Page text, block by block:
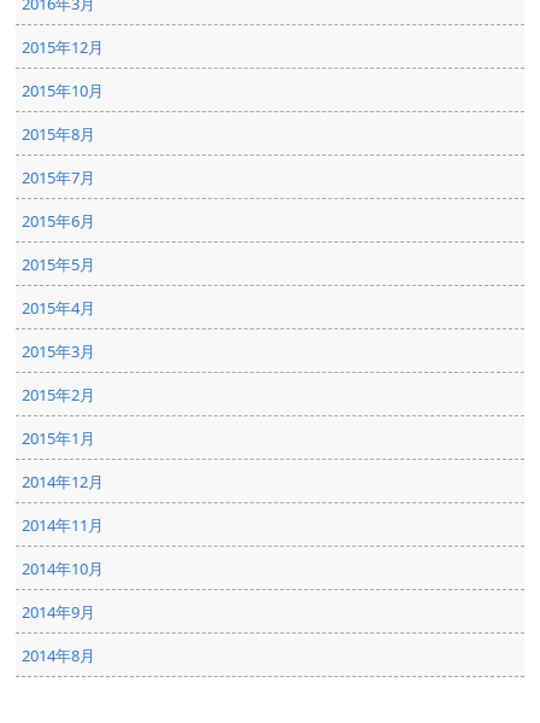
2015年12月
2015年10月
2015年8月
2015年7月
2015年6月
2015年5月
2015年4月
2015年3月
2015年2月
2015年1月
2014年12月
2014年11月
2014年10月
2014年9月
2014年8月